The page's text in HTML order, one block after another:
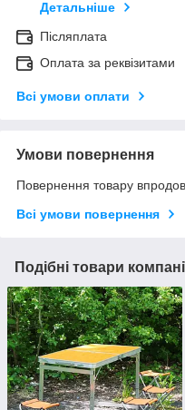
Детальніше
Післяплата
Оплата за реквізитами
Всі умови оплати
Умови повернення
Повернення товару
Всі умови повернення
Подібні товари